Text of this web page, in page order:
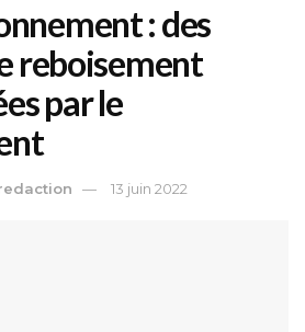
: des
reboisement
par le
13 juin 2022